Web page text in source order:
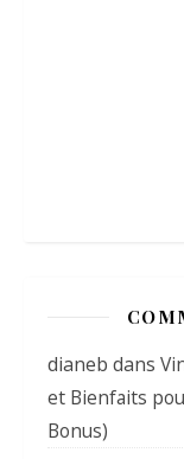
dianeb dans
et Bienfaits
Bonus)